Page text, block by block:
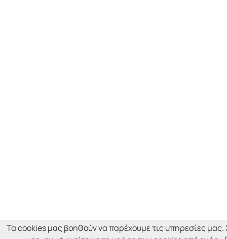
Τα cookies μας βοηθούν να παρέχουμε τις υπηρεσίες